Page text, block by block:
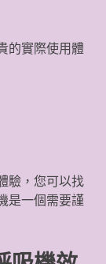
的實際使用體
驗，您可以找
是一個需要謹